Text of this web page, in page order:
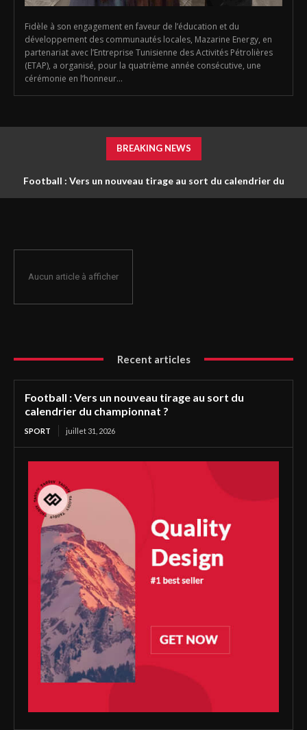
Fidèle à son engagement en faveur de l’éducation et du
développement des communautés locales, Mazarine Energy, en
partenariat avec l’Entreprise Tunisienne des Activités Pétrolières
(ETAP), a organisé, pour la quatrième année consécutive, une
cérémonie en l’honneur...
BREAKING NEWS
Football : Vers un nouveau tirage au sort du calendrier du
Aucun article à afficher
Recent articles
Football : Vers un nouveau tirage au sort du
calendrier du championnat ?
SPORT juillet 31, 2026